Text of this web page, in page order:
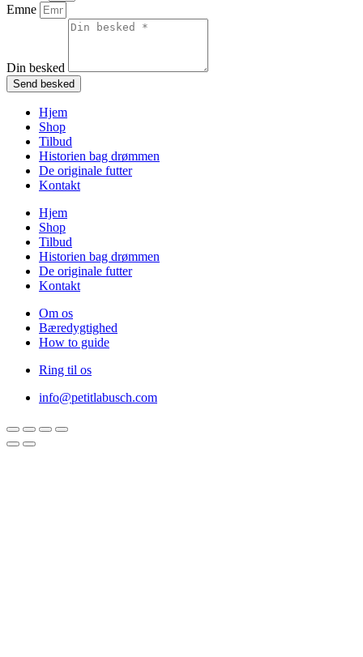
Emne
Din besked
Send besked
Hjem
Shop
Tilbud
Historien bag drømmen
De originale futter
Kontakt
Hjem
Shop
Tilbud
Historien bag drømmen
De originale futter
Kontakt
Om os
Bæredygtighed
How to guide
Ring til os
info@petitlabusch.com